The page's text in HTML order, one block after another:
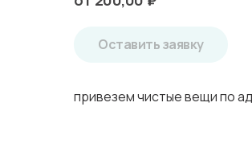
Оставить заявку
привезем чистые вещи по